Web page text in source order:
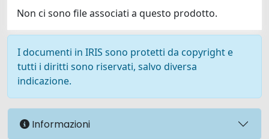
Non ci sono file associati a questo prodotto.
I documenti in IRIS sono protetti da copyright e
tutti i diritti sono riservati, salvo diversa
indicazione.
Informazioni